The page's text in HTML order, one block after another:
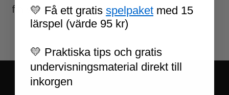
fin visuell bokrecension.
💛 Få ett gratis spelpaket med 15
lärspel (värde 95 kr)
💛 Praktiska tips och gratis
undervisningsmaterial direkt till
inkorgen